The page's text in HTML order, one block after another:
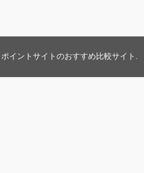
イントサイトのおすすめ比較サイト